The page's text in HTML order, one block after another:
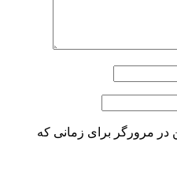
در مرورگر برای زمانی که